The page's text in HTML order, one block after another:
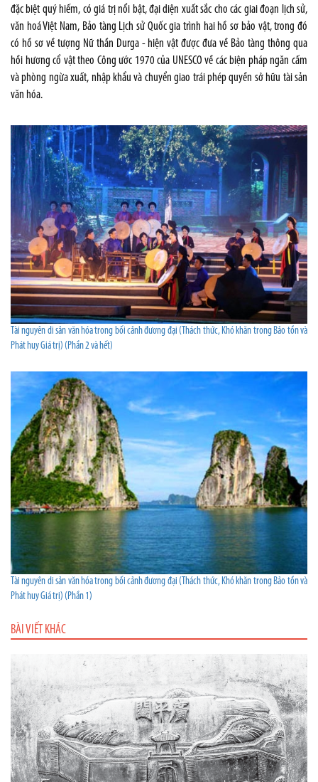
đặc biệt quý hiếm, có giá trị nổi bật, đại diện xuất sắc cho các giai đoạn lịch sử,
văn hoá Việt Nam, Bảo tàng Lịch sử Quốc gia trình hai hồ sơ bảo vật, trong đó
có hồ sơ về tượng Nữ thần Durga - hiện vật được đưa về Bảo tàng thông qua
hồi hương cổ vật theo Công ước 1970 của UNESCO về các biện pháp ngăn cấm
và phòng ngừa xuất, nhập khẩu và chuyển giao trái phép quyền sở hữu tài sản
văn hóa.
Tài nguyên di sản văn hóa trong bối cảnh đương đại (Thách thức, Khó khăn trong Bảo tồn và
Phát huy Giá trị) (Phần 2 và hết)
Tài nguyên di sản văn hóa trong bối cảnh đương đại (Thách thức, Khó khăn trong Bảo tồn và
Phát huy Giá trị) (Phần 1)
BÀI VIẾT KHÁC